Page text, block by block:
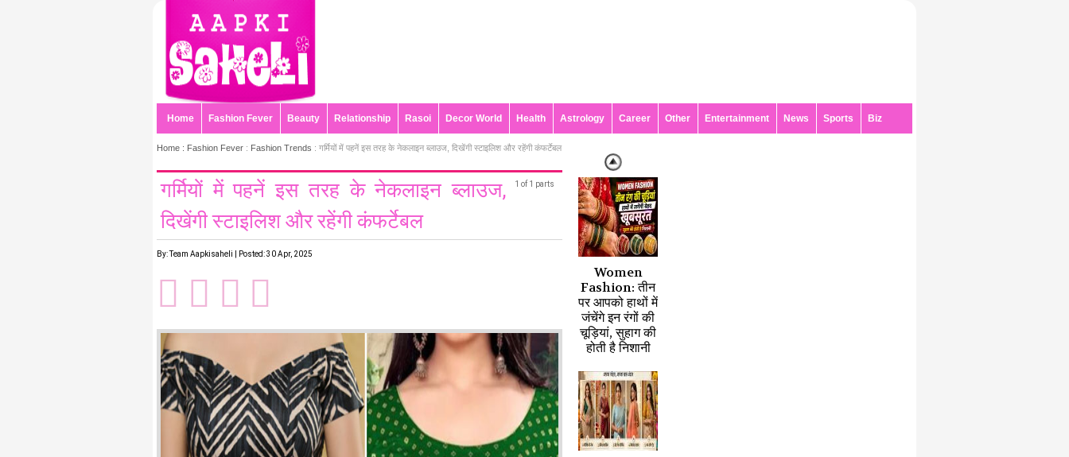
Home Fashion Fever Beauty Relationship Rasoi Decor World Health Astrology Career Other Entertainment News Sports Biz
Home : Fashion Fever : Fashion Trends : गर्मियों में पहनें इस तरह के नेकलाइन ब्लाउज, दिखेंगी स्टाइलिश और रहेंगी कंफर्टेबल
1 of 1 parts
गर्मियों में पहनें इस तरह के नेकलाइन ब्लाउज,
दिखेंगी स्टाइलिश और रहेंगी कंफर्टेबल
By: Team Aapkisaheli | Posted: 30 Apr, 2025
Women
Fashion: तीन
पर आपको हाथों में
जंचेंगे इन रंगों की
चूड़ियां, सुहाग की
होती है निशानी